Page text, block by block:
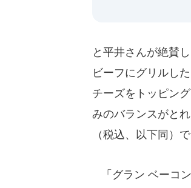
と平井さんが絶賛
ビーフにグリルし
チーズをトッピン
みのバランスがと
（税込、以下同）
「グラン ベーコ